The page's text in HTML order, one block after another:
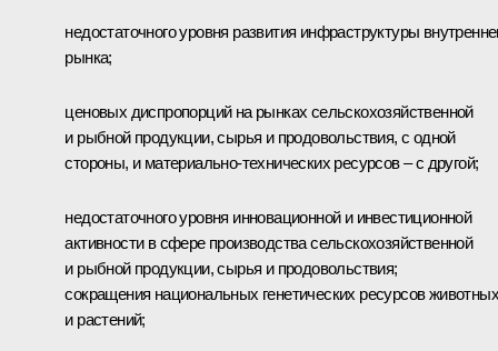
недостаточного уровня развития инфраструктуры
рынка;
ценовых диспропорций на рынках сельскохозяйственной
и рыбной продукции, сырья и продовольствия, с одной
стороны, и материально-технических ресурсов – с другой;
недостаточного уровня инновационной и инвестиционной
активности в сфере производства сельскохозяйственной
и рыбной продукции, сырья и продовольствия;
сокращения национальных генетических ресурсов животных
и растений;